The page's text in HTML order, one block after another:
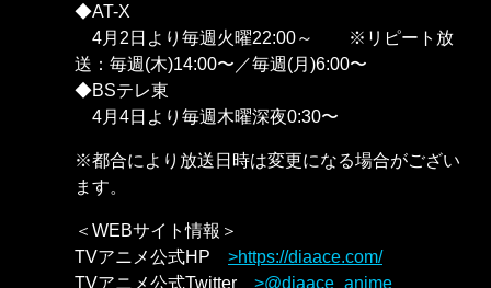
◆AT-X
4月2日より毎週火曜22:00～ ※リピート放
送：毎週(木)14:00〜／毎週(月)6:00〜
◆BSテレ東
4月4日より毎週木曜深夜0:30〜
※都合により放送日時は変更になる場合がござい
ます。
＜WEBサイト情報＞
TVアニメ公式HP
https://diaace.com/
TVアニメ公式Twitter
@diaace_anime